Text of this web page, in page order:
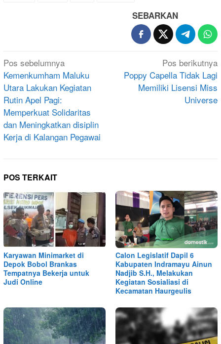
SEBARKAN
Navigasi
pos
Pos sebelumnya
Kemenkumham Maluku
Utara Lakukan Kegiatan
Rutin Apel Pagi:
Memperkuat Solidaritas
dan Meningkatkan disiplin
Kerja di Kalangan Pegawai
Pos berikutnya
Poppy Capella Tidak Lagi
Memiliki Lisensi Miss
Universe
POS TERKAIT
Karyawan Minimarket di
Depok Bobol Brankas
Tempatnya Bekerja untuk
Judi Online
Calon Legislatif Dapil 6
Kabupaten Indramayu Ainun
Nadjib S.H., Melakukan
Kegiatan Sosialiasi di
Kecamatan Haurgeulis